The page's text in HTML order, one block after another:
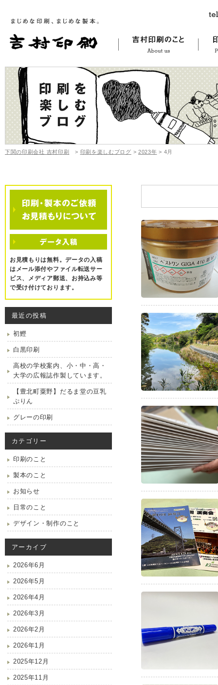
下関の印刷会社 吉村印刷 > 印刷を楽しむブログ > 2023年 > 4月
お見積もりは無料。データの入稿
はメール添付やファイル転送サー
ビス、メディア郵送、お持込み等
で受け付けております。
最近の投稿
初鰹
白黒印刷
高校の学校案内、小・中・高・
大学の広報誌作製しています。
【豊北町粟野】だるま堂の豆乳
ぷりん
グレーの印刷
カテゴリー
印刷のこと
製本のこと
お知らせ
日常のこと
デザイン・制作のこと
アーカイブ
2026年6月
2026年5月
2026年4月
2026年3月
2026年2月
2026年1月
2025年12月
2025年11月